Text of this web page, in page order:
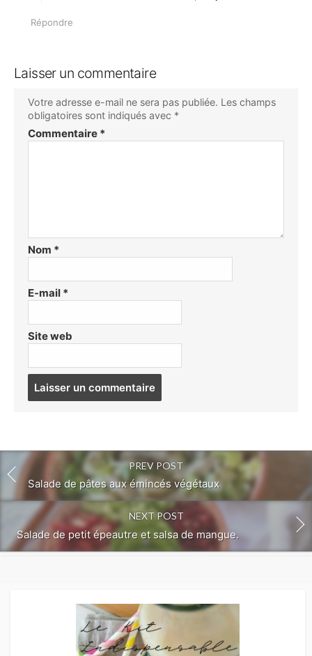
Répondre
Laisser un commentaire
Votre adresse e-mail ne sera pas publiée. Les champs
obligatoires sont indiqués avec *
Commentaire *
Nom *
E-mail *
Site web
PREV POST
Salade de pâtes aux émincés végétaux
NEXT POST
Salade de petit épeautre et salsa de mangue.